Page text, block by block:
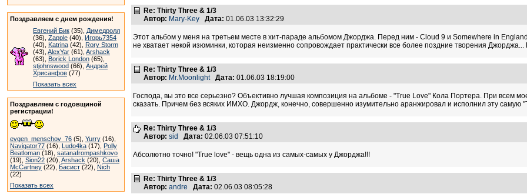
Поздравляем с днем рождения!
Евгений Бик (35), Димедролл
(36), Zapple (40), Игорь7354
(40), Katrina (42), Rory Storm
(43), AlexYar (61), Arshack
(63), Borick London (65),
stjohnswood (66), Андрей
Хрисанфов (77)
Показать всех
Поздравляем с годовщиной
регистрации!
evgen_menschov_76 (5), Yurry (16),
Navigator77 (16), Ludo4ka (17), Polly
Beatloman (18), satanafrompashkovo
(19), Sion22 (20), Arshack (20), Саша
McCartney (22), Басист (22), Nich
(22)
Показать всех
Re: Thirty Three & 1/3
Автор: Mary-Key Дата: 01.06.03 13:32:29
Этот альбом у меня на третьем месте в хит-параде альбомом Джорджа. Перед ним - Cloud 9 и Somewhere in
не хватает некой изюминки, которая неизменно сопровождает практически все более поздние творения
Re: Thirty Three & 1/3
Автор: Mr.Moonlight Дата: 01.06.03 18:19:00
Господа, вы это все серьезно? Объективно лучшая композиция на альбоме - "True Love" Кола Портера. При всем
сказать. Причем без всяких ИМХО. Джордж, конечно, совершенно изумительно аранжировал и исполнил эту самую
Re: Thirty Three & 1/3
Автор: sid Дата: 02.06.03 07:51:10
Абсолютно точно! "True love" - вещь одна из самых-самых у Джорджа!!!
Re: Thirty Three & 1/3
Автор: andre Дата: 02.06.03 08:05:28